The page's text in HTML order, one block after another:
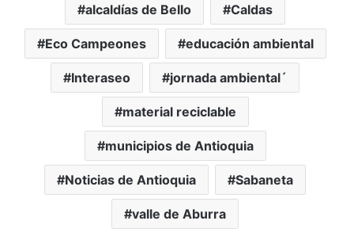
alcaldías de Bello Caldas
Eco Campeones educación ambiental
Interaseo jornada ambiental´
material reciclable
municipios de Antioquia
Noticias de Antioquia Sabaneta
valle de Aburra